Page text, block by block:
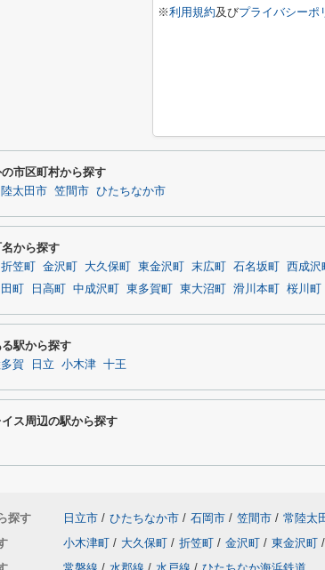
※利用規約及びプライバシーポ
の市区町村から探す
太田市 笠間市 ひたちなか市
から探す
折笠町 金沢町 大久保町 東金沢町 末広町 石名坂町 西成沢
町 日高町 中成沢町 東多賀町 東大沼町 滑川本町 桜川町
る駅から探す
賀 日立 小木津 十王
ス周辺の駅から探す
探す 日立市 / ひたちなか市 / 石岡市 / 笠間市 / 常陸太
小木津町 / 大久保町 / 折笠町 / 金沢町 / 東金沢町 /